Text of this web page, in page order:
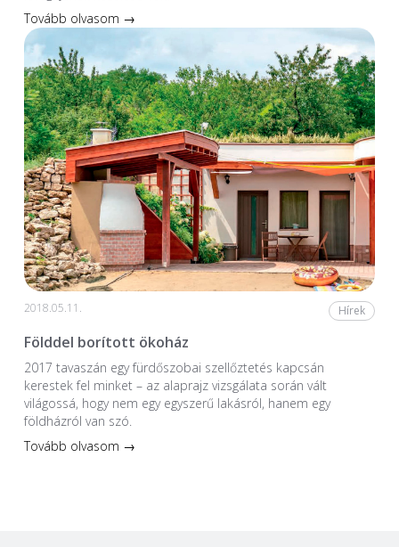
Tovább olvasom →
2018.05.11. Hírek
Földdel borított ökoház
2017 tavaszán egy fürdőszobai szellőztetés kapcsán
kerestek fel minket – az alaprajz vizsgálata során vált
világossá, hogy nem egy egyszerű lakásról, hanem egy
földházról van szó.
Tovább olvasom →